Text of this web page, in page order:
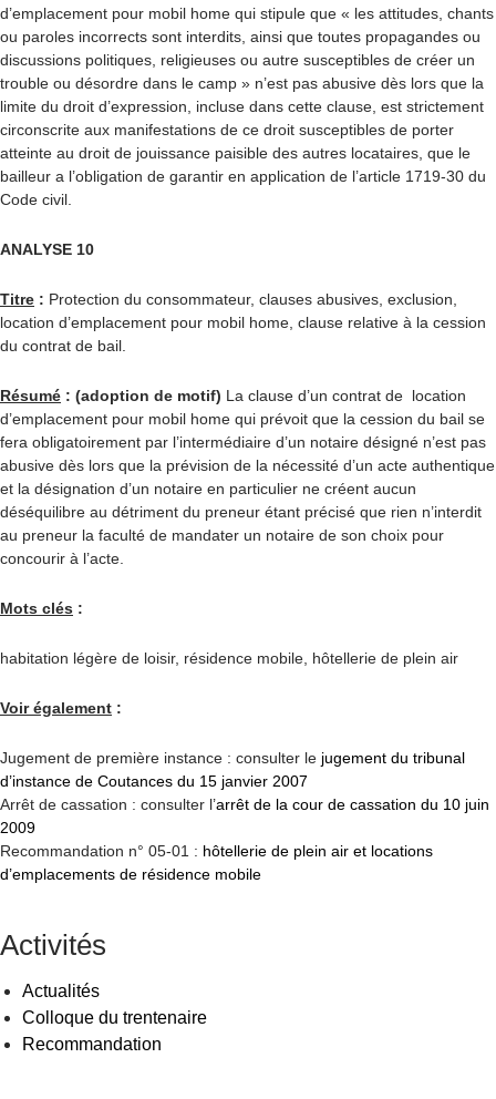
d’emplacement pour mobil home qui stipule que « les attitudes, chants
ou paroles incorrects sont interdits, ainsi que toutes propagandes ou
discussions politiques, religieuses ou autre susceptibles de créer un
trouble ou désordre dans le camp » n’est pas abusive dès lors que la
limite du droit d’expression, incluse dans cette clause, est strictement
circonscrite aux manifestations de ce droit susceptibles de porter
atteinte au droit de jouissance paisible des autres locataires, que le
bailleur a l’obligation de garantir en application de l’article 1719-30 du
Code civil.
ANALYSE 10
Titre : Protection du consommateur, clauses abusives, exclusion,
location d’emplacement pour mobil home, clause relative à la cession
du contrat de bail.
Résumé : (adoption de motif) La clause d’un contrat de location
d’emplacement pour mobil home qui prévoit que la cession du bail se
fera obligatoirement par l’intermédiaire d’un notaire désigné n’est pas
abusive dès lors que la prévision de la nécessité d’un acte authentique
et la désignation d’un notaire en particulier ne créent aucun
déséquilibre au détriment du preneur étant précisé que rien n’interdit
au preneur la faculté de mandater un notaire de son choix pour
concourir à l’acte.
Mots clés :
habitation légère de loisir, résidence mobile, hôtellerie de plein air
Voir également :
Jugement de première instance : consulter le jugement du tribunal
d’instance de Coutances du 15 janvier 2007
Arrêt de cassation : consulter l’arrêt de la cour de cassation du 10 juin
2009
Recommandation n° 05-01 : hôtellerie de plein air et locations
d’emplacements de résidence mobile
Activités
Actualités
Colloque du trentenaire
Recommandation